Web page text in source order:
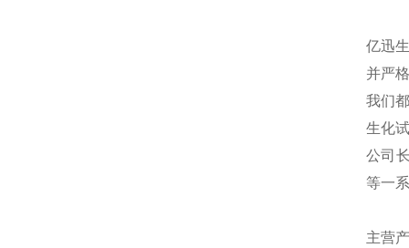
亿迅
并严
我们
生化
公司
等一
主营